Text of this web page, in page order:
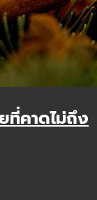
ที่คาดไม่ถึง